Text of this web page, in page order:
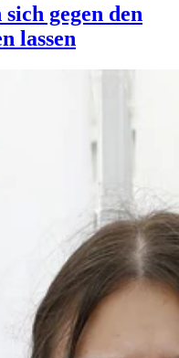
gegen den
lassen